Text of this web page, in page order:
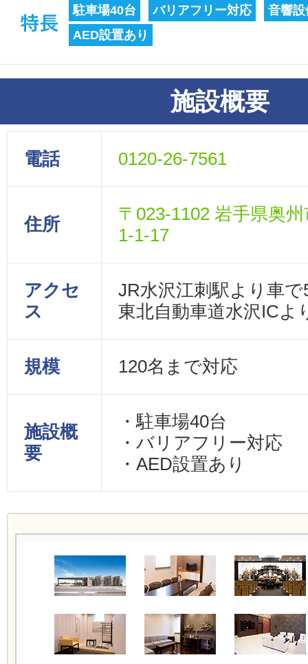
駐車場40台 バリアフリー対応
音響
AED設置あり
施設概要
電話 0120-26-7561
住所
〒023-1102 岩手県奥
1-1-17
アクセ
ス
JR水沢江刺駅より車で
東北自動車道水沢ICよ
規模 120名まで対応
施設概
要
・駐車場40台
・バリアフリー対応
・AED設置あり